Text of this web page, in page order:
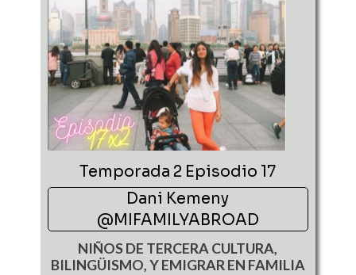
Temporada 2 Episodio 17
Dani Kemeny
@MIFAMILYABROAD
NIÑOS DE TERCERA CULTURA,
BILINGÜISMO, Y EMIGRAR EN FAMILIA